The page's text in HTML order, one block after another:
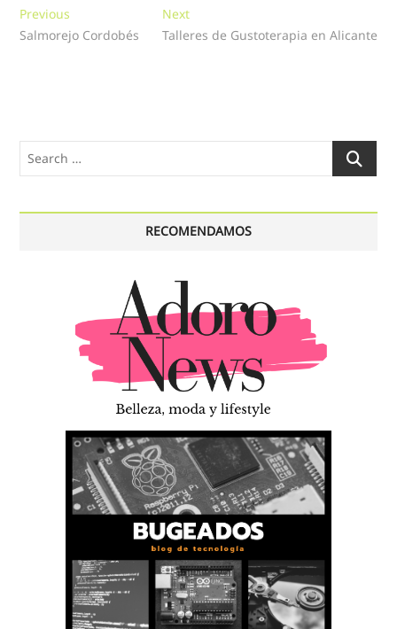
Navegación
de
Previous
post:
Salmorejo Cordobés
NextNext
post:
Talleres de Gustoterapia en Alicante
Search
RECOMENDAMOS